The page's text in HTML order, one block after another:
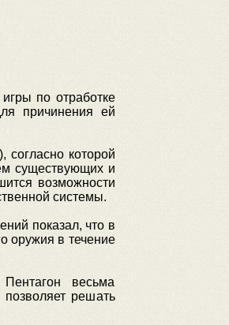
по отработке
причинения ей
согласно которой
существующих и
возможности
системы.
показал, что в
оружия в течение
весьма
решать